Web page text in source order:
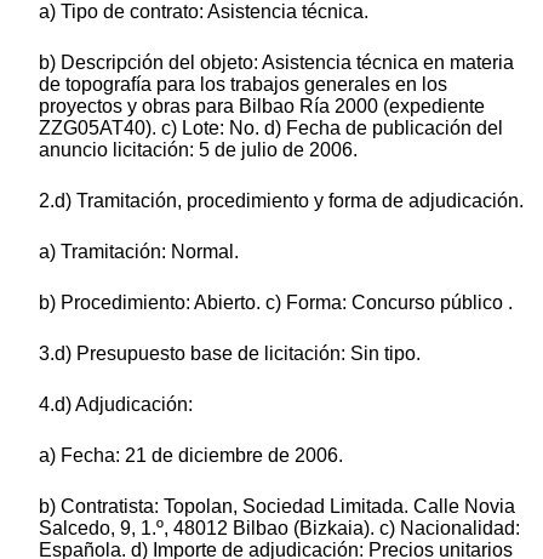
a) Tipo de contrato: Asistencia técnica.
b) Descripción del objeto: Asistencia técnica en materia
de topografía para los trabajos generales en los
proyectos y obras para Bilbao Ría 2000 (expediente
ZZG05AT40). c) Lote: No. d) Fecha de publicación del
anuncio licitación: 5 de julio de 2006.
2.d) Tramitación, procedimiento y forma de adjudicación.
a) Tramitación: Normal.
b) Procedimiento: Abierto. c) Forma: Concurso público .
3.d) Presupuesto base de licitación: Sin tipo.
4.d) Adjudicación:
a) Fecha: 21 de diciembre de 2006.
b) Contratista: Topolan, Sociedad Limitada. Calle Novia
Salcedo, 9, 1.º, 48012 Bilbao (Bizkaia). c) Nacionalidad:
Española. d) Importe de adjudicación: Precios unitarios